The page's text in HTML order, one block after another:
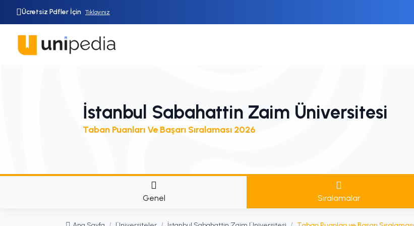
Ücretsiz Pdfler İçin Tıklayınız
İstanbul Sabahattin Zaim Üniversitesi
Taban Puanları Ve Başarı Sıralaması 2026
Genel Sıralamalar